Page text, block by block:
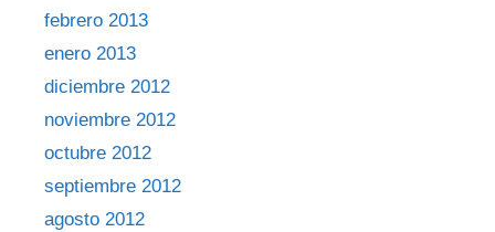
febrero 2013
enero 2013
diciembre 2012
noviembre 2012
octubre 2012
septiembre 2012
agosto 2012